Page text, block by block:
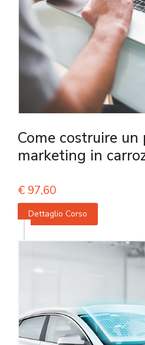
Come costruire un
marketing in
€ 97,60
Dettaglio Corso